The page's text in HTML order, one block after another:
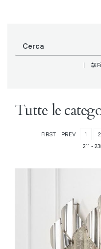
Tutte le
211 -
FIRST PREV 1 2